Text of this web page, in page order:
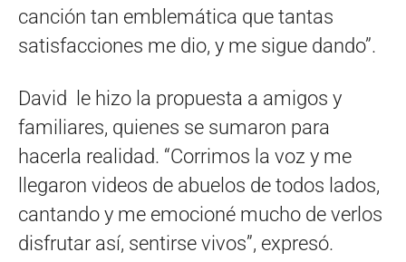
canción tan emblemática que tantas
satisfacciones me dio, y me sigue dando”.
David le hizo la propuesta a amigos y
familiares, quienes se sumaron para
hacerla realidad. “Corrimos la voz y me
llegaron videos de abuelos de todos lados,
cantando y me emocioné mucho de verlos
disfrutar así, sentirse vivos”, expresó.